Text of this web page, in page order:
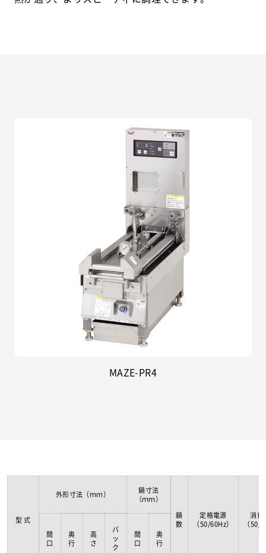
MAZE-PR4
型 式
外形寸法（ｍｍ）
鍋寸法
（ｍｍ）
鍋
数
定格電源
（50/60Hz）
消費
（50/
間
口
奥
行
高
さ
バ
ッ
ク
間
口
奥
行